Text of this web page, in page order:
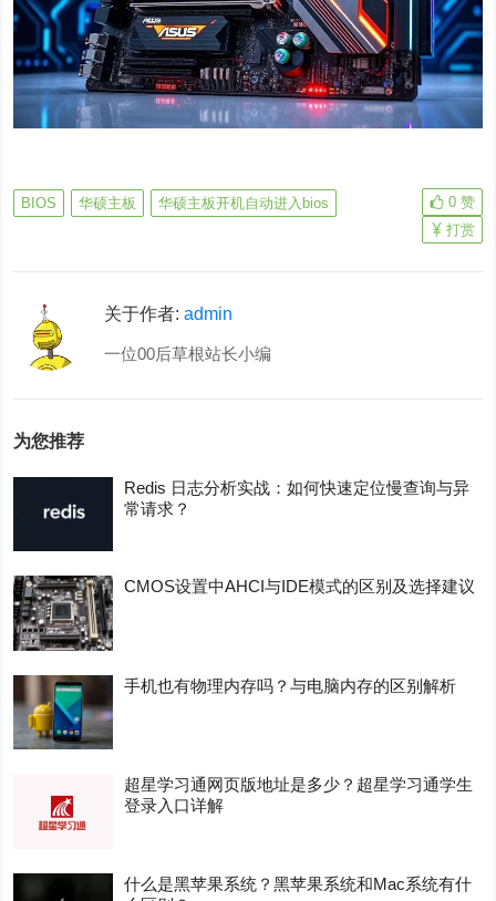
BIOS 华硕主板 华硕主板开机自动进入bios 0 赞
打赏
关于作者:admin
一位00后草根站长小编
为您推荐
Redis 日志分析实战：如何快速定位慢查询与异
常请求？
CMOS设置中AHCI与IDE模式的区别及选择建议
手机也有物理内存吗？与电脑内存的区别解析
超星学习通网页版地址是多少？超星学习通学生
登录入口详解
什么是黑苹果系统？黑苹果系统和Mac系统有什